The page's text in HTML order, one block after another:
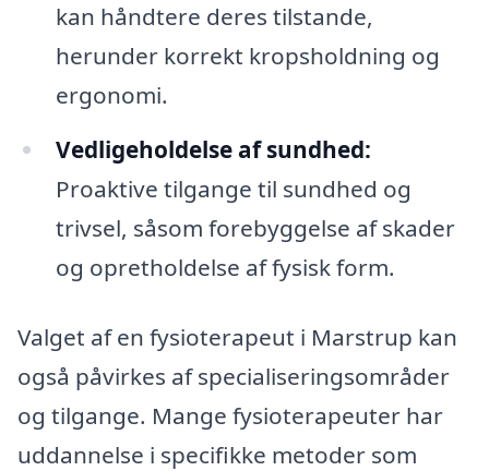
kan håndtere deres tilstande,
herunder korrekt kropsholdning og
ergonomi.
Vedligeholdelse af sundhed:
Proaktive tilgange til sundhed og
trivsel, såsom forebyggelse af skader
og opretholdelse af fysisk form.
Valget af en fysioterapeut i Marstrup kan
også påvirkes af specialiseringsområder
og tilgange. Mange fysioterapeuter har
uddannelse i specifikke metoder som